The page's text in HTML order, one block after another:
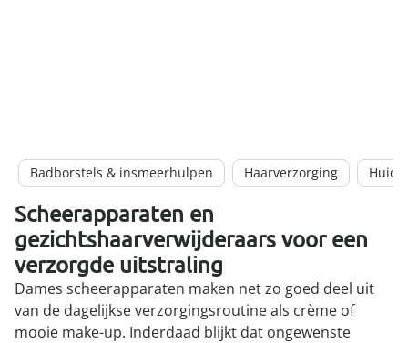
Badborstels & insmeerhulpen Haarverzorging
Scheerapparaten en
gezichtshaarverwijderaars voor een
verzorgde uitstraling
Dames scheerapparaten maken net zo goed deel uit
van de dagelijkse verzorgingsroutine als crème of
mooie make-up. Inderdaad blijkt dat ongewenste